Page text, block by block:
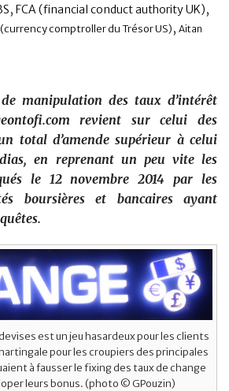
, FCA (financial conduct authority UK),
(currency comptroller du Trésor US), Aitan
manipulation des taux d’intérêt
revient sur celui des
total d’amende supérieur à celui
en reprenant un peu vite les
le 12 novembre 2014 par les
boursières et bancaires ayant
est un jeu hasardeux pour les clients
pour les croupiers des principales
à fausser le fixing des taux de change
leurs bonus. (photo © GPouzin)